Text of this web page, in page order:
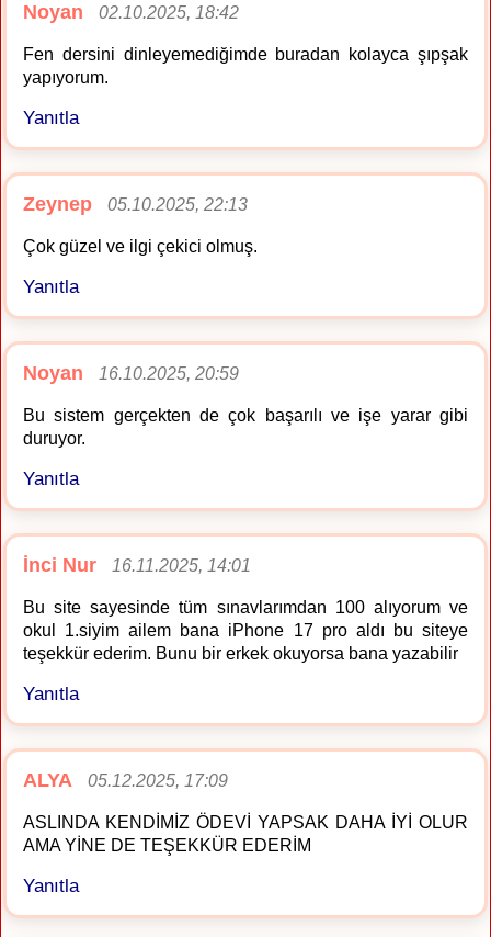
Noyan 02.10.2025, 18:42
Fen dersini dinleyemediğimde buradan kolayca şıpşak
yapıyorum.
Yanıtla
Zeynep 05.10.2025, 22:13
Çok güzel ve ilgi çekici olmuş.
Yanıtla
Noyan 16.10.2025, 20:59
Bu sistem gerçekten de çok başarılı ve işe yarar gibi
duruyor.
Yanıtla
İnci Nur 16.11.2025, 14:01
Bu site sayesinde tüm sınavlarımdan 100 alıyorum ve
okul 1.siyim ailem bana iPhone 17 pro aldı bu siteye
teşekkür ederim. Bunu bir erkek okuyorsa bana yazabilir
Yanıtla
ALYA 05.12.2025, 17:09
ASLINDA KENDİMİZ ÖDEVİ YAPSAK DAHA İYİ OLUR
AMA YİNE DE TEŞEKKÜR EDERİM
Yanıtla